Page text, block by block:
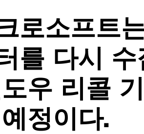
로소프트
를 다시
우 리콜
정이다.